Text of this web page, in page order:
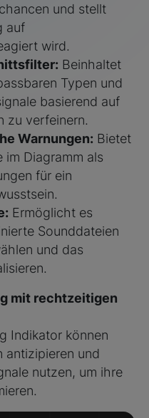
und stellt
auf
wird.
Beinhaltet
Typen und
basierend auf
zu verfeinern.
Warnungen: Bietet
im Diagramm als
für ein
Ermöglicht es
Sounddateien
und das
mit rechtzeitigen
Indikator können
antizipieren und
nutzen, um ihre